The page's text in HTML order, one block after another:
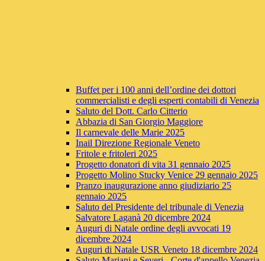
Buffet per i 100 anni dell’ordine dei dottori
commercialisti e degli esperti contabili di Venezia
Saluto del Dott. Carlo Citterio
Abbazia di San Giorgio Maggiore
Il carnevale delle Marie 2025
Inail Direzione Regionale Veneto
Fritole e fritoleri 2025
Progetto donatori di vita 31 gennaio 2025
Progetto Molino Stucky Venice 29 gennaio 2025
Pranzo inaugurazione anno giudiziario 25
gennaio 2025
Saluto del Presidente del tribunale di Venezia
Salvatore Laganà 20 dicembre 2024
Auguri di Natale ordine degli avvocati 19
dicembre 2024
Auguri di Natale USR Veneto 18 dicembre 2024